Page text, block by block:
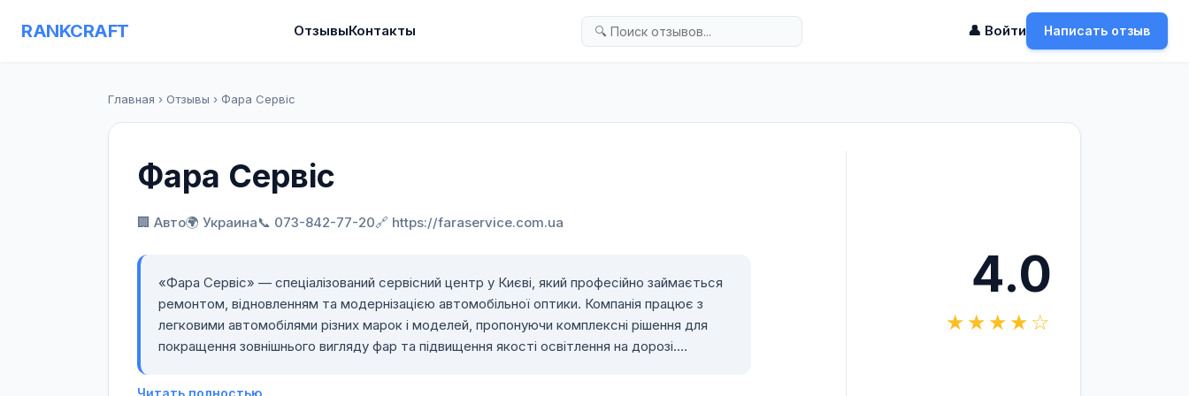
RANKCRAFT ОтзывыКонтакты 👤 Войти Написать отзыв
Главная › Отзывы › Фара Сервіс
Фара Сервіс
🏢 Авто🌍 Украина📞 073-842-77-20🔗 https://faraservice.com.ua
«Фара Сервіс» — спеціалізований сервісний центр у Києві, який професійно займається
ремонтом, відновленням та модернізацією автомобільної оптики. Компанія працює з
легковими автомобілями різних марок і моделей, пропонуючи комплексні рішення для
покращення зовнішнього вигляду фар та підвищення якості освітлення на дорозі.
Основним напрямом діяльності «Фара Сервіс» є ремонт та реставрація автомобільних
Читать полностью
4.0
★★★★☆